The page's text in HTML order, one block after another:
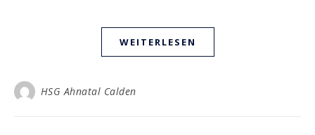
WEITERLESEN
HSG Ahnatal Calden